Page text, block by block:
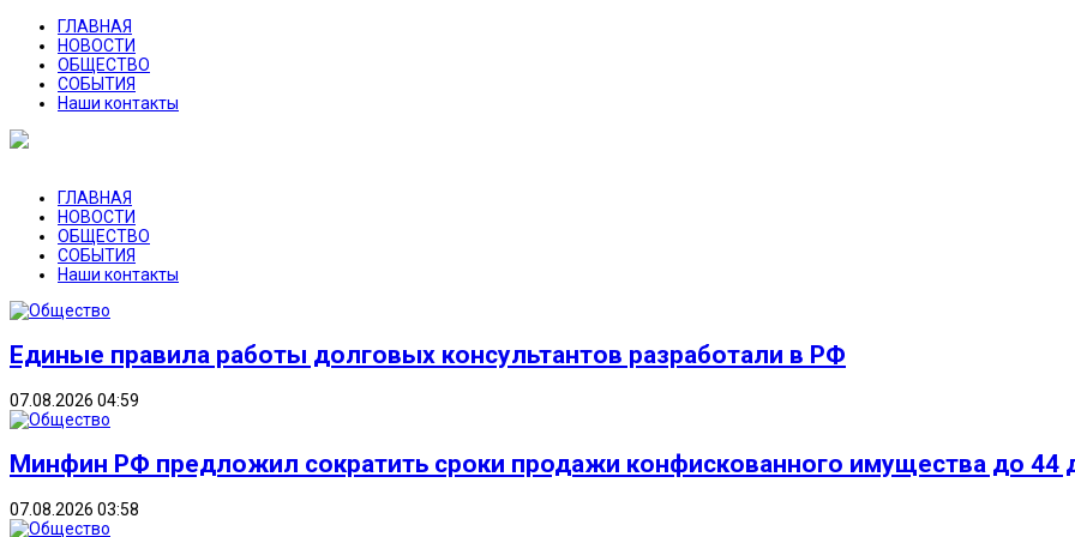
ГЛАВНАЯ
НОВОСТИ
ОБЩЕСТВО
СОБЫТИЯ
Наши контакты
ГЛАВНАЯ
НОВОСТИ
ОБЩЕСТВО
СОБЫТИЯ
Наши контакты
Единые правила работы долговых консультантов разработали в РФ
07.08.2026 04:59
Минфин РФ предложил сократить сроки продажи конфискованного имущества до 44
07.08.2026 03:58